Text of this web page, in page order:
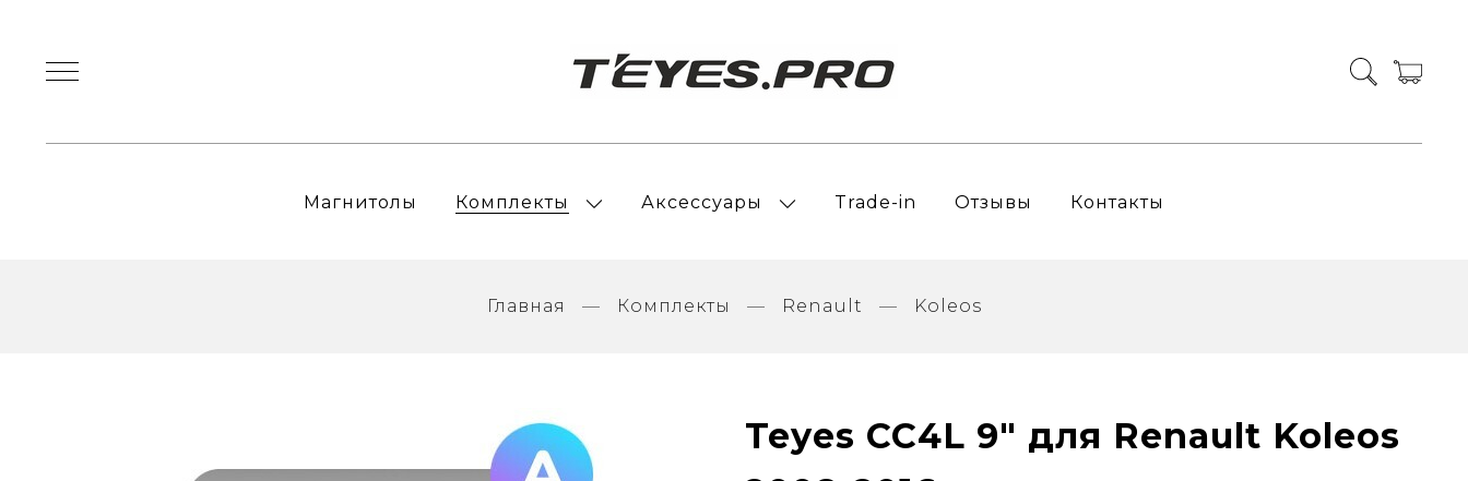
Магнитолы Комплекты Аксессуары Trade-in Отзывы Контакты
Главная Комплекты Renault Koleos
Teyes CC4L 9" для Renault Koleos